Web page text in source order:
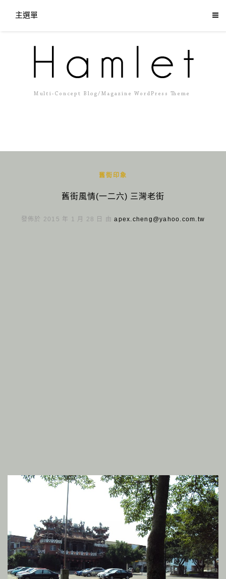
主選單
舊街印象
舊街風情(一二六) 三灣老街
發佈於 2015 年 1 月 28 日 由apex.cheng@yahoo.com.tw